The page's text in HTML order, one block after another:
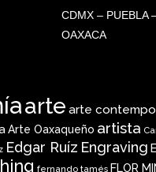
CDMX – PUEBLA
OAXACA
arte arte
Arte Oaxaqueño artista
Edgar Ruíz Engraving
fernando tamés FLOR